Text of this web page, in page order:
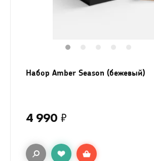
Набор Amber Season (бежевый)
4 990 ₽